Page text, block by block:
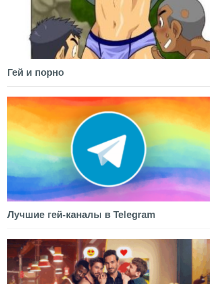
Гей и порно
Лучшие гей-каналы в Telegram